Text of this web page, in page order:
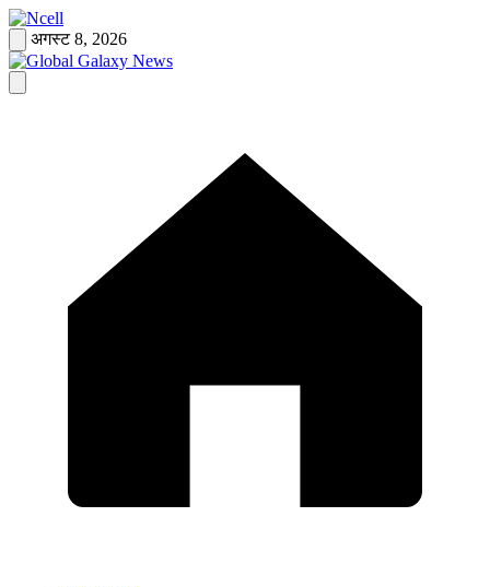
Skip
to
content
अगस्ट 8, 2026